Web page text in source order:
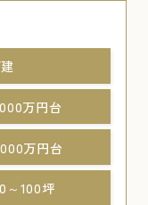
万円台
万円台
～100坪